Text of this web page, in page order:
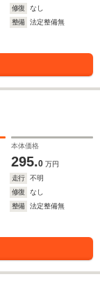
修復
なし
整備
法定整備無
本体価格
295.0 万円
走行
不明
修復
なし
整備
法定整備無